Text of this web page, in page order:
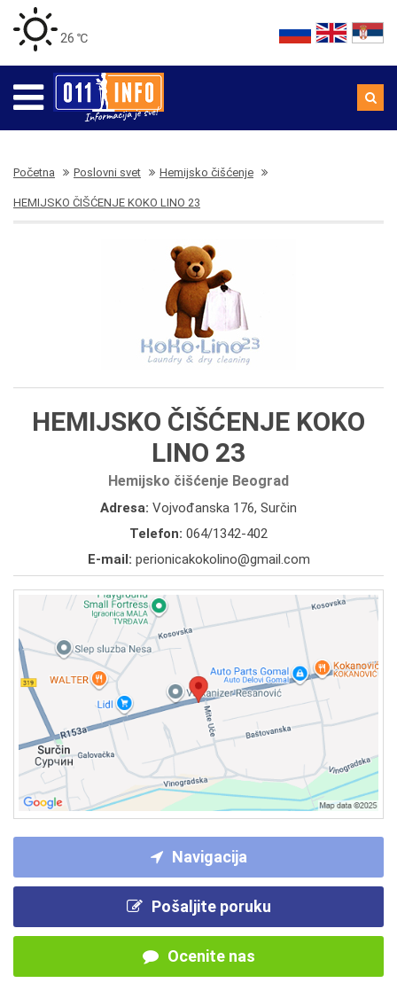
26 ℃
Početna Poslovni svet Hemijsko čišćenje
HEMIJSKO ČIŠĆENJE KOKO LINO 23
HEMIJSKO ČIŠĆENJE KOKO
LINO 23
Hemijsko čišćenje Beograd
Adresa: Vojvođanska 176, Surčin
Telefon: 064/1342-402
E-mail: perionicakokolino@gmail.com
Navigacija
Pošaljite poruku
Ocenite nas